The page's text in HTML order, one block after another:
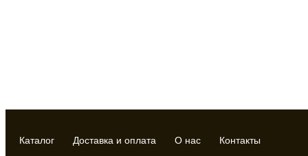
Каталог Доставка и оплата О нас Контакты